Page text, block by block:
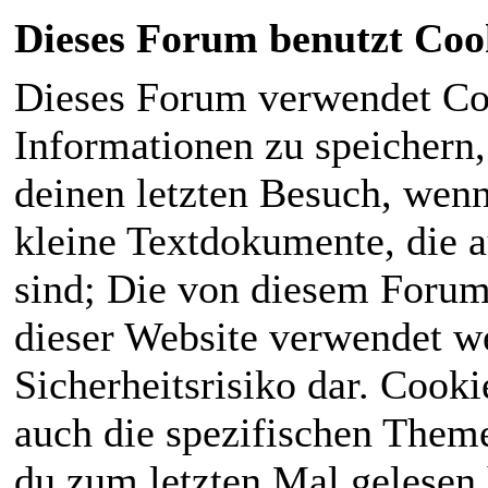
Dieses Forum benutzt
Dieses Forum verwendet
Informationen zu
deinen letzten Besuch,
kleine Textdokumente, die
sind; Die von diesem
dieser Website verwendet
Sicherheitsrisiko dar.
auch die spezifischen